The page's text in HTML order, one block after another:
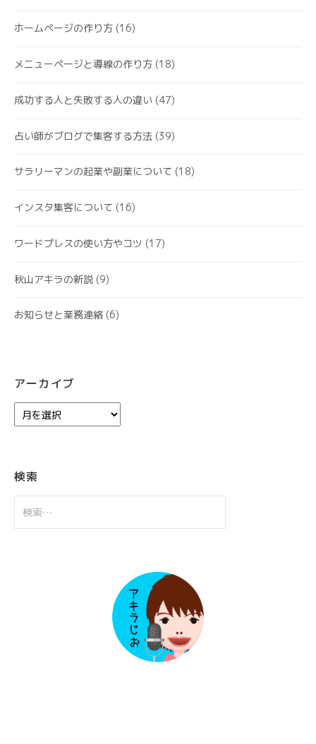
ホームページの作り方 (16)
メニューページと導線の作り方 (18)
成功する人と失敗する人の違い (47)
占い師がブログで集客する方法 (39)
サラリーマンの起業や副業について (18)
インスタ集客について (16)
ワードプレスの使い方やコツ (17)
秋山アキラの新説 (9)
お知らせと業務連絡 (6)
アーカイブ
ー
ブ
検索
索: